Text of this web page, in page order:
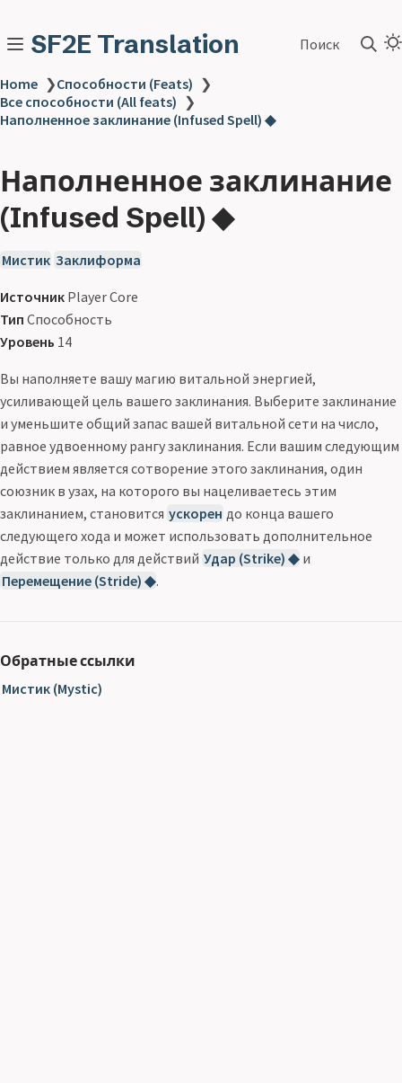
SF2E Translation Поиск
Home ❯Способности (Feats) ❯
Все способности (All feats) ❯
Наполненное заклинание (Infused Spell) ◆
Наполненное заклинание
(Infused Spell) ◆
Мистик Заклиформа
Источник Player Core
Тип Способность
Уровень 14
Вы наполняете вашу магию витальной энергией,
усиливающей цель вашего заклинания. Выберите заклинание
и уменьшите общий запас вашей витальной сети на число,
равное удвоенному рангу заклинания. Если вашим следующим
действием является сотворение этого заклинания, один
союзник в узах, на которого вы нацеливаетесь этим
заклинанием, становится ускорен до конца вашего
следующего хода и может использовать дополнительное
действие только для действий Удар (Strike) ◆ и
Перемещение (Stride) ◆.
Обратные ссылки
Мистик (Mystic)